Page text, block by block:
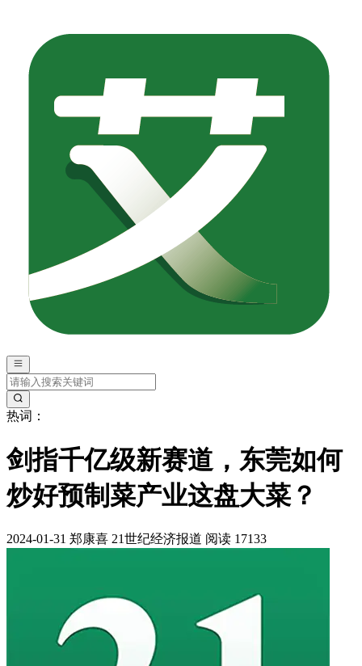
热词：
剑指千亿级新赛道，东莞如何
炒好预制菜产业这盘大菜？
2024-01-31 郑康喜 21世纪经济报道 阅读 17133